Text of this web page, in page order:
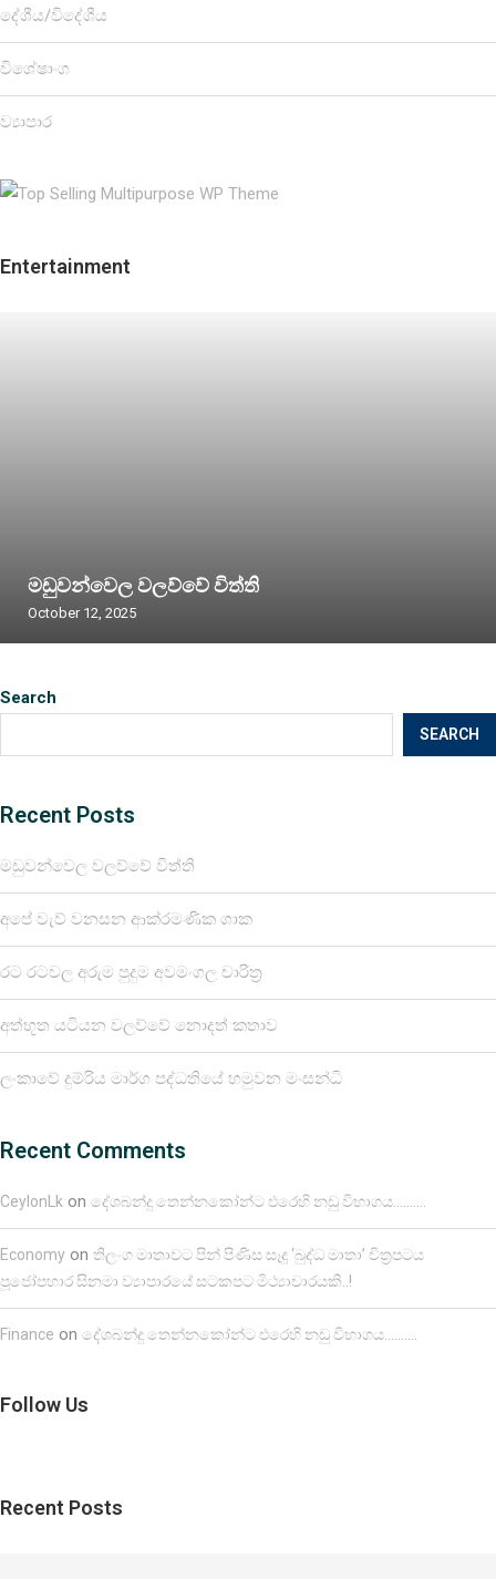
Search
SEARCH
Recent Posts
මඩුවන්වෙල වලව්වේ විත්ති
අපේ වැව් වනසන ආක්රමණික ශාක
රට රටවල අරුම පුදුම අවමංගල චාරිත්‍ර
අත්භූත යටියන වලව්වේ නොදත් කතාව
ලංකාවේ දුම්රිය මාර්ග පද්ධතියේ හමුවන මංසන්ධි
Recent Comments
CeylonLk on දේශබන්දු තෙන්නකෝන්ට එරෙහි නඩු විභාගය……….
Economy on තිලංග මාතාවට පින් පිණිස සෑදූ ‘බුද්ධ මාතා’ චිත්‍රපටය
පූජෝපහාර සිනමා ව්‍යාපාරයේ සටකපට මිථ්‍යාචාරයකි..!
Finance on දේශබන්දු තෙන්නකෝන්ට එරෙහි නඩු විභාගය……….
Follow Us
Recent Posts
දේශීය/විදේශීය
විශේෂාංග
ව්‍යාපාර
Entertainment
මඩුවන්වෙල වලව්වේ විත්ති
October 12, 2025